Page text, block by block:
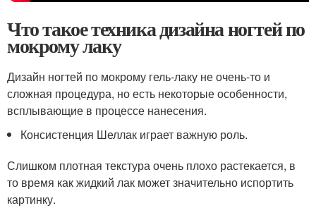
Что такое техника дизайна ногтей по
мокрому лаку
Дизайн ногтей по мокрому гель-лаку не очень-то и
сложная процедура, но есть некоторые особенности,
всплывающие в процессе нанесения.
Консистенция Шеллак играет важную роль.
Слишком плотная текстура очень плохо растекается, в
то время как жидкий лак может значительно испортить
картинку.